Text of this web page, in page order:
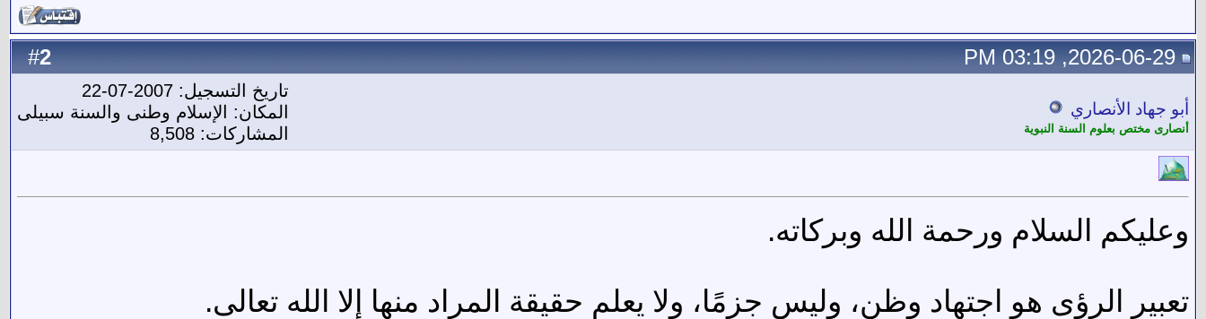
#
2 2026-06-29, 03:19 PM
أبو جهاد الأنصاري
أنصارى مختص بعلوم السنة النبوية
تاريخ التسجيل: 2007-07-22
المكان: الإسلام وطنى والسنة سبيلى
المشاركات: 8,508
وعليكم السلام ورحمة الله وبركاته.
تعبير الرؤى هو اجتهاد وظن، وليس جزمًا، ولا يعلم حقيقة المراد منها إلا الله تعالى.